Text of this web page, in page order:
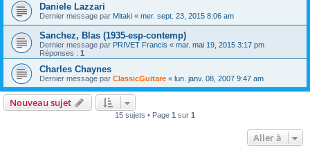
Daniele Lazzari
Dernier message par Mitaki « mer. sept. 23, 2015 8:06 am
Sanchez, Blas (1935-esp-contemp)
Dernier message par PRIVET Francis « mar. mai 19, 2015 3:17 pm
Réponses : 1
Charles Chaynes
Dernier message par ClassicGuitare « lun. janv. 08, 2007 9:47 am
Nouveau sujet
15 sujets • Page 1 sur 1
Aller à